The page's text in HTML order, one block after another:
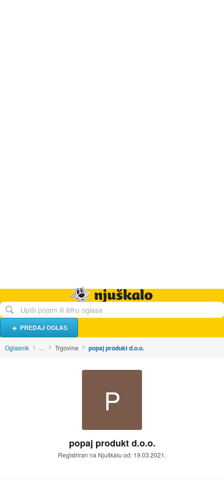
PREDAJ OGLAS
Oglasnik … Trgovine popaj produkt d.o.o.
P
popaj produkt d.o.o.
Registriran na Njuškalu od: 19.03.2021.